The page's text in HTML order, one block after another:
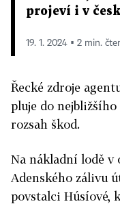
projeví i v
19. 1. 2024 ▪ 2 min.
Řecké zdroje
pluje do
rozsah škod.
Na nákladní lodě v
Adenského zálivu
povstalci Húsíové,